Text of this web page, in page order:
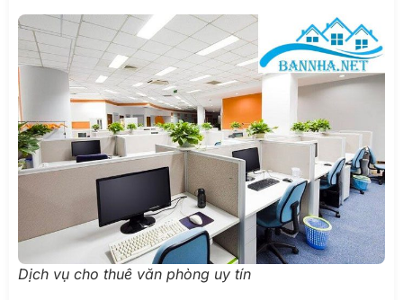
Dịch vụ cho thuê văn phòng uy tín